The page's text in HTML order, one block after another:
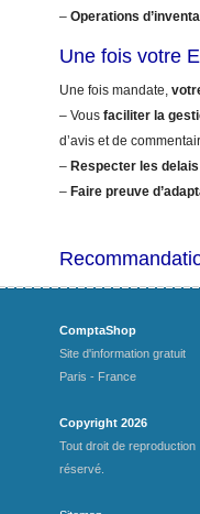
– Operations
Une fois votre
Une fois mandate,
– Vous faciliter la
d’avis et de
– Respecter les
– Faire preuve
ComptaShop
Site d'information gratuit
Paris - France
Copyright 2026
Tout droit de reproduction
réservé.